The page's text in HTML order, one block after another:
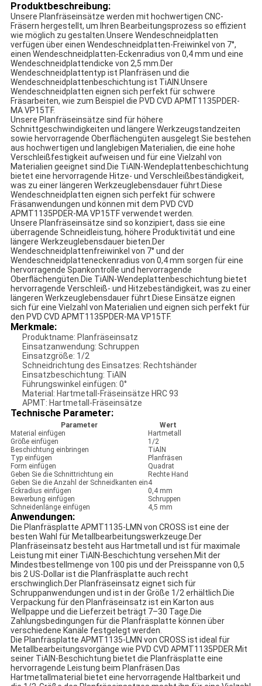
Produktbeschreibung:
Unsere Planfräseinsätze werden mit hochwertigen CNC-
Fräsern hergestellt, um Ihren Bearbeitungsprozess so effizient
wie möglich zu gestalten.Unsere Wendeschneidplatten
verfügen über einen Wendeschneidplatten-Freiwinkel von 7°,
einen Wendeschneidplatten-Eckenradius von 0,4 mm und eine
Wendeschneidplattendicke von 2,5 mm.Der
Wendeschneidplattentyp ist Planfräsen und die
Wendeschneidplattenbeschichtung ist TiAlN.Unsere
Wendeschneidplatten eignen sich perfekt für schwere
Fräsarbeiten, wie zum Beispiel die PVD CVD APMT1135PDER-
MA VP15TF.
Unsere Planfräseinsätze sind für höhere
Schnittgeschwindigkeiten und längere Werkzeugstandzeiten
sowie hervorragende Oberflächengüten ausgelegt.Sie bestehen
aus hochwertigen und langlebigen Materialien, die eine hohe
Verschleißfestigkeit aufweisen und für eine Vielzahl von
Materialien geeignet sind.Die TiAlN-Wendeplattenbeschichtung
bietet eine hervorragende Hitze- und Verschleißbeständigkeit,
was zu einer längeren Werkzeuglebensdauer führt.Diese
Wendeschneidplatten eignen sich perfekt für schwere
Fräsanwendungen und können mit dem PVD CVD
APMT1135PDER-MA VP15TF verwendet werden.
Unsere Planfräseinsätze sind so konzipiert, dass sie eine
überragende Schneidleistung, höhere Produktivität und eine
längere Werkzeuglebensdauer bieten.Der
Wendeschneidplattenfreiwinkel von 7° und der
Wendeschneidplatteneckenradius von 0,4 mm sorgen für eine
hervorragende Spankontrolle und hervorragende
Oberflächengüten.Die TiAlN-Wendeplattenbeschichtung bietet
hervorragende Verschleiß- und Hitzebeständigkeit, was zu einer
längeren Werkzeuglebensdauer führt.Diese Einsätze eignen
sich für eine Vielzahl von Materialien und eignen sich perfekt für
den PVD CVD APMT1135PDER-MA VP15TF.
Merkmale:
Produktname: Planfräseinsatz
Einsatzanwendung: Schruppen
Einsatzgröße: 1/2
Schneidrichtung des Einsatzes: Rechtshänder
Einsatzbeschichtung: TiAlN
Führungswinkel einfügen: 0°
Material: Hartmetall-Fräseinsätze HRC 93
APMT: Hartmetall-Fräseinsätze
Technische Parameter:
Parameter
Wert
Material einfügen
Hartmetall
Größe einfügen
1/2
Beschichtung einbringen
TiAlN
Typ einfügen
Planfräsen
Form einfügen
Quadrat
Geben Sie die Schnittrichtung ein
Rechte Hand
Geben Sie die Anzahl der Schneidkanten ein4
Eckradius einfügen
0,4 mm
Bewerbung einfügen
Schruppen
Schneidenlänge einfügen
4,5 mm
Anwendungen:
Die Planfräsplatte APMT1135-LMN von CROSS ist eine der
besten Wahl für Metallbearbeitungswerkzeuge.Der
Planfräseinsatz besteht aus Hartmetall und ist für maximale
Leistung mit einer TiAlN-Beschichtung versehen.Mit der
Mindestbestellmenge von 100 pis und der Preisspanne von 0,5
bis 2 US-Dollar ist die Planfräsplatte auch recht
erschwinglich.Der Planfräseinsatz eignet sich für
Schruppanwendungen und ist in der Größe 1/2 erhältlich.Die
Verpackung für den Planfräseinsatz ist ein Karton aus
Wellpappe und die Lieferzeit beträgt 7–30 Tage.Die
Zahlungsbedingungen für die Planfräsplatte können über
verschiedene Kanäle festgelegt werden.
Die Planfräsplatte APMT1135-LMN von CROSS ist ideal für
Metallbearbeitungsvorgänge wie PVD CVD APMT1135PDER.Mit
seiner TiAlN-Beschichtung bietet die Planfräsplatte eine
hervorragende Leistung beim Planfräsen.Das
Hartmetallmaterial bietet eine hervorragende Haltbarkeit und